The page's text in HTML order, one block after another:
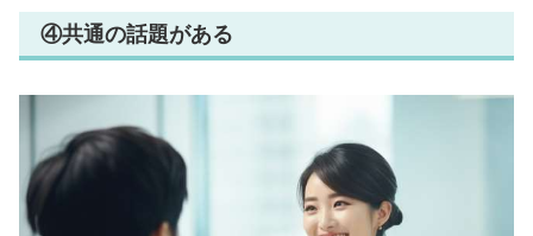
④共通の話題がある